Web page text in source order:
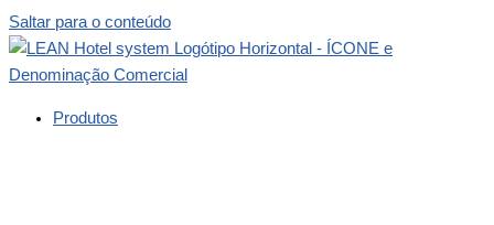
Saltar para o conteúdo
Produtos